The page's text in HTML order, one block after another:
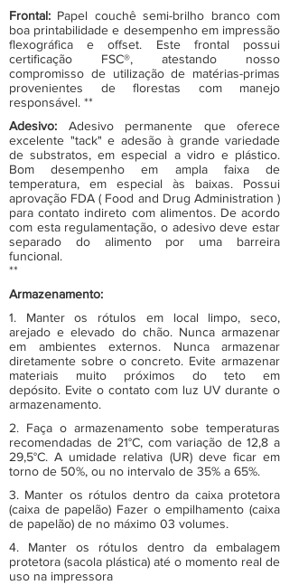
Frontal: Papel couchê semi-brilho branco com
boa printabilidade e desempenho em impressão
flexográfica e offset. Este frontal possui
certificação FSC®, atestando nosso
compromisso de utilização de matérias-primas
provenientes de florestas com manejo
responsável. **
Adesivo: Adesivo permanente que oferece
excelente "tack" e adesão à grande variedade
de substratos, em especial a vidro e plástico.
Bom desempenho em ampla faixa de
temperatura, em especial às baixas. Possui
aprovação FDA ( Food and Drug Administration )
para contato indireto com alimentos. De acordo
com esta regulamentação, o adesivo deve estar
separado do alimento por uma barreira
funcional.
**
Armazenamento:
1. Manter os rótulos em local limpo, seco,
arejado e elevado do chão. Nunca armazenar
em ambientes externos. Nunca armazenar
diretamente sobre o concreto. Evite armazenar
materiais muito próximos do teto em
depósito. Evite o contato com luz UV durante o
armazenamento.
2. Faça o armazenamento sobe temperaturas
recomendadas de 21°C, com variação de 12,8 a
29,5°C. A umidade relativa (UR) deve ficar em
torno de 50%, ou no intervalo de 35% a 65%.
3. Manter os rótulos dentro da caixa protetora
(caixa de papelão) Fazer o empilhamento (caixa
de papelão) de no máximo 03 volumes.
4. Manter os rótulos dentro da embalagem
protetora (sacola plástica) até o momento real de
uso na impressora